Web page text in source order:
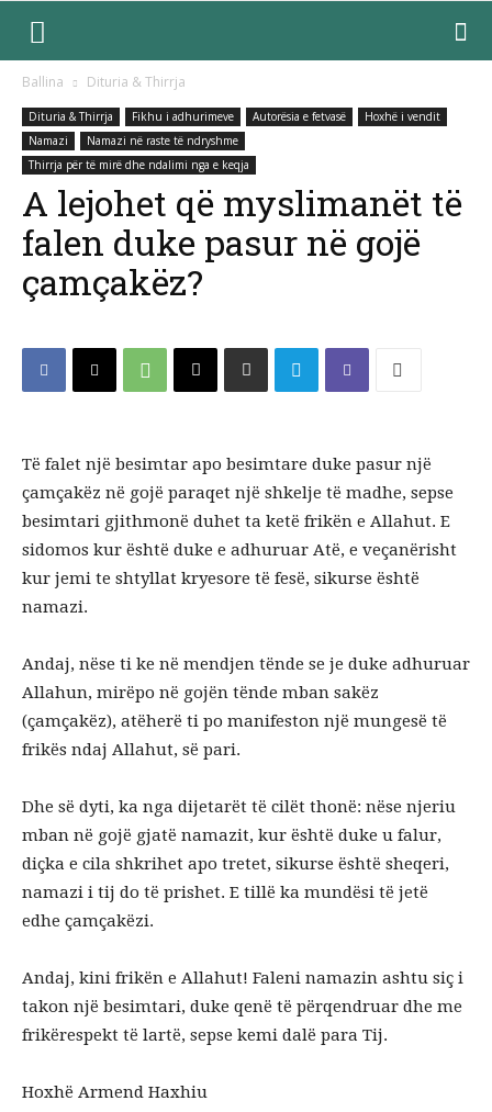
Ballina Dituria & Thirrja
Dituria & Thirrja Fikhu i adhurimeve Autorësia e fetvasë
Hoxhë i vendit
Namazi
Namazi në raste të ndryshme
Thirrja për të mirë dhe ndalimi nga e keqja
​A lejohet që myslimanët të
falen duke pasur në gojë
çamçakëz?
​Të falet një besimtar apo besimtare duke pasur një
çamçakëz në gojë paraqet një shkelje të madhe, sepse
besimtari gjithmonë duhet ta ketë frikën e Allahut. E
sidomos kur është duke e adhuruar Atë, e veçanërisht
kur jemi te shtyllat kryesore të fesë, sikurse është
namazi.
​Andaj, nëse ti ke në mendjen tënde se je duke adhuruar
Allahun, mirëpo në gojën tënde mban sakëz
(çamçakëz), atëherë ti po manifeston një mungesë të
frikës ndaj Allahut, së pari.
​Dhe së dyti, ka nga dijetarët të cilët thonë: nëse njeriu
mban në gojë gjatë namazit, kur është duke u falur,
diçka e cila shkrihet apo tretet, sikurse është sheqeri,
namazi i tij do të prishet. E tillë ka mundësi të jetë
edhe çamçakëzi.
​Andaj, kini frikën e Allahut! Faleni namazin ashtu siç i
takon një besimtari, duke qenë të përqendruar dhe me
frikërespekt të lartë, sepse kemi dalë para Tij.
Hoxhë Armend Haxhiu